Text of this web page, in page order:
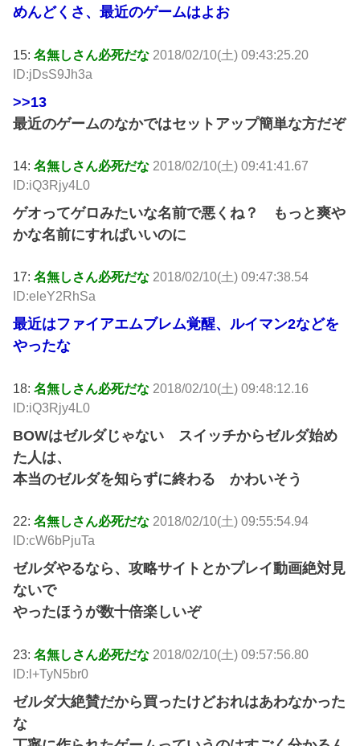
めんどくさ、最近のゲームはよお
15:名無しさん必死だな 2018/02/10(土) 09:43:25.20
ID:jDsS9Jh3a
>>13
最近のゲームのなかではセットアップ簡単な方だぞ
14:名無しさん必死だな 2018/02/10(土) 09:41:41.67
ID:iQ3Rjy4L0
ゲオってゲロみたいな名前で悪くね？ もっと爽や
かな名前にすればいいのに
17:名無しさん必死だな 2018/02/10(土) 09:47:38.54
ID:eleY2RhSa
最近はファイアエムブレム覚醒、ルイマン2などを
やったな
18:名無しさん必死だな 2018/02/10(土) 09:48:12.16
ID:iQ3Rjy4L0
BOWはゼルダじゃない スイッチからゼルダ始め
た人は、
本当のゼルダを知らずに終わる かわいそう
22:名無しさん必死だな 2018/02/10(土) 09:55:54.94
ID:cW6bPjuTa
ゼルダやるなら、攻略サイトとかプレイ動画絶対見
ないで
やったほうが数十倍楽しいぞ
23:名無しさん必死だな 2018/02/10(土) 09:57:56.80
ID:l+TyN5br0
ゼルダ大絶賛だから買ったけどおれはあわなかった
な